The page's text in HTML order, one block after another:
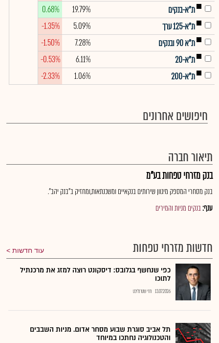
ת"א-בנקים
19.79%
0.68%
ת"א-125 ערך
5.09%
-1.35%
ת"א 90 ובנקים
7.28%
-1.50%
ת"א-20
6.11%
-0.53%
ת"א-200
1.06%
-2.33%
חיפושים אחרונים
תיאור חברה
בנק מזרחי טפחות בע"מ
בנק מסחרי המספק מיגוון שירותים בנקאיים ומשכנתאות,ומחזיק ב"בנק יהב".
ענף:בנקים מניות והמירים
חדשות מזרחי טפחות עוד חדשות
כפי שנחשף בגלובס: דיסקונט רוצה למזג את מרכנתיל
לתוכו
13.07.2026 חזי שטרנליכט
תל אביב סוגרת שבוע מסחר אדום. מניות השבבים
והטכנולוגיה נחתכו במיוחד